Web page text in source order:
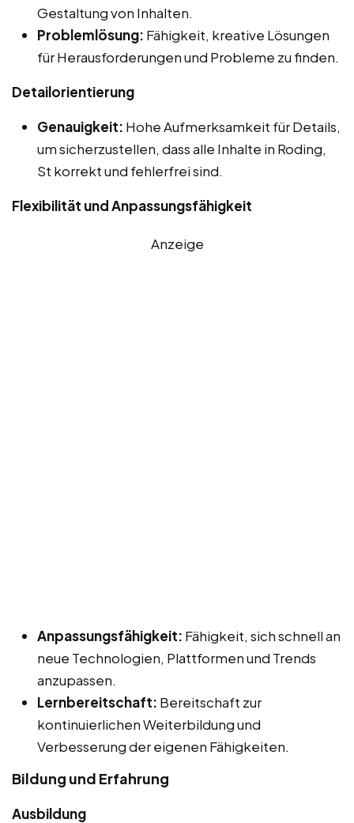
Gestaltung von Inhalten.
Problemlösung: Fähigkeit, kreative Lösungen
für Herausforderungen und Probleme zu finden.
Detailorientierung
Genauigkeit: Hohe Aufmerksamkeit für Details,
um sicherzustellen, dass alle Inhalte in Roding,
St korrekt und fehlerfrei sind.
Flexibilität und Anpassungsfähigkeit
Anzeige
Anpassungsfähigkeit: Fähigkeit, sich schnell an
neue Technologien, Plattformen und Trends
anzupassen.
Lernbereitschaft: Bereitschaft zur
kontinuierlichen Weiterbildung und
Verbesserung der eigenen Fähigkeiten.
Bildung und Erfahrung
Ausbildung